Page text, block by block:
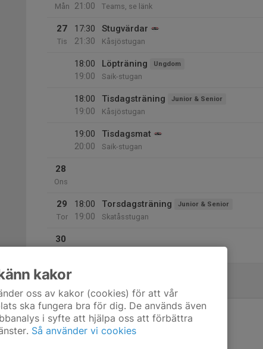
Mån
21:00
Teams, se länk
27
Tis
17:30
21:30
Stugvärdar
Kåsjöstugan
18:00
19:00
Löpträning Ungdom
Saik-stugan
18:00
19:00
Tisdagsträning Junior & Senior
Kåsjöstugan
19:00
20:00
Tisdagsmat
Saik-stugan
28
Ons
29
Tor
18:00
19:00
Torsdagsträning Junior & Senior
Skatåsstugan
30
31
kakor
oss av kakor (cookies) för att vår
ska fungera bra för dig. De används även
i syfte att hjälpa oss att förbättra
Så använder vi cookies